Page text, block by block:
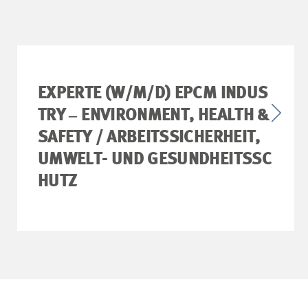
EXPERTE (W/M/D) EPCM INDUS
TRY ‒ ENVIRONMENT, HEALTH &
SAFETY / ARBEITSSICHERHEIT,
UMWELT- UND GESUNDHEITSSC
HUTZ